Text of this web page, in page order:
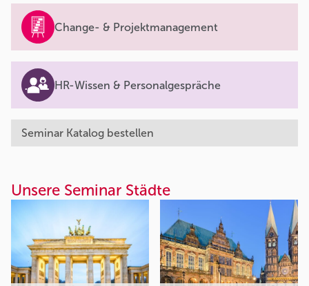
Change- & Projektmanagement
HR-Wissen & Personalgespräche
Seminar Katalog bestellen
Unsere Seminar Städte